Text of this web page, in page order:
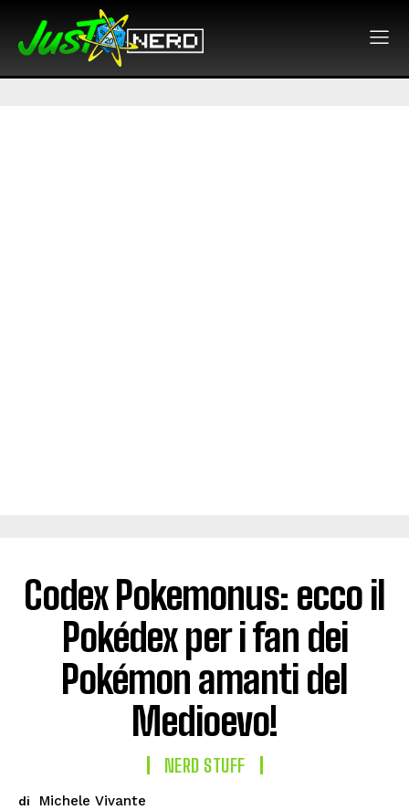
Codex Pokemonus: ecco il
Pokédex per i fan dei
Pokémon amanti del
Medioevo!
NERD STUFF
di Michele Vivante